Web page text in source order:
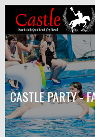
CASTLE PARTY -